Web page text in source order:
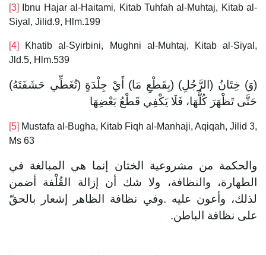
[3]
Ibnu Hajar al-Haitami, Kitab Tuhfah al-Muhtaj, Kitab al-
Siyal, Jilid.9, Hlm.199
[4]
Khatib al-Syirbini, Mughni al-Muhtaj, Kitab al-Siyal,
Jld.5, Hlm.539
(وَ) خِتَانُ (الرَّجُلِ) (بِقَطْعِ مَا) أَيْ جِلْدَةٍ (تُغَطِّي حَشَفَتَهُ)
حَتَّى تَظْهَرَ كُلُّهَا، فَلَا يَكْفِي قَطْعُ بَعْضِهَا
[5] Mustafa al-Bugha, Kitab Fiqh al-Manhaji, Aqiqah, Jilid 3,
Ms 63
والحكمة من مشروعية الختان إنما هي المبالغة في
الطهارة، والنظافة، ولا شك أن إزالة القُلْفة أضمن
لذلك، وأعون عليه .وفي نظافة الظاهر إشعار بالحقّ
على نظافة الباطن.